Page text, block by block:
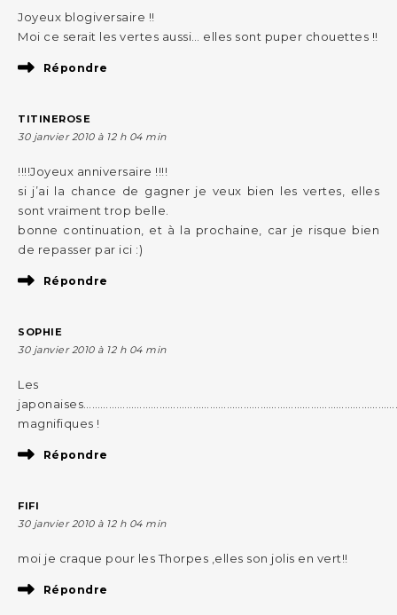
Joyeux blogiversaire !!
Moi ce serait les vertes aussi… elles sont puper chouettes !!
Répondre
TITINEROSE
30 janvier 2010 à 12 h 04 min
!!!!Joyeux anniversaire !!!!
si j’ai la chance de gagner je veux bien les vertes, elles
sont vraiment trop belle.
bonne continuation, et à la prochaine, car je risque bien
de repasser par ici :)
Répondre
SOPHIE
30 janvier 2010 à 12 h 04 min
Les
magnifiques !
Répondre
FIFI
30 janvier 2010 à 12 h 04 min
moi je craque pour les Thorpes ,elles son jolis en vert!!
Répondre